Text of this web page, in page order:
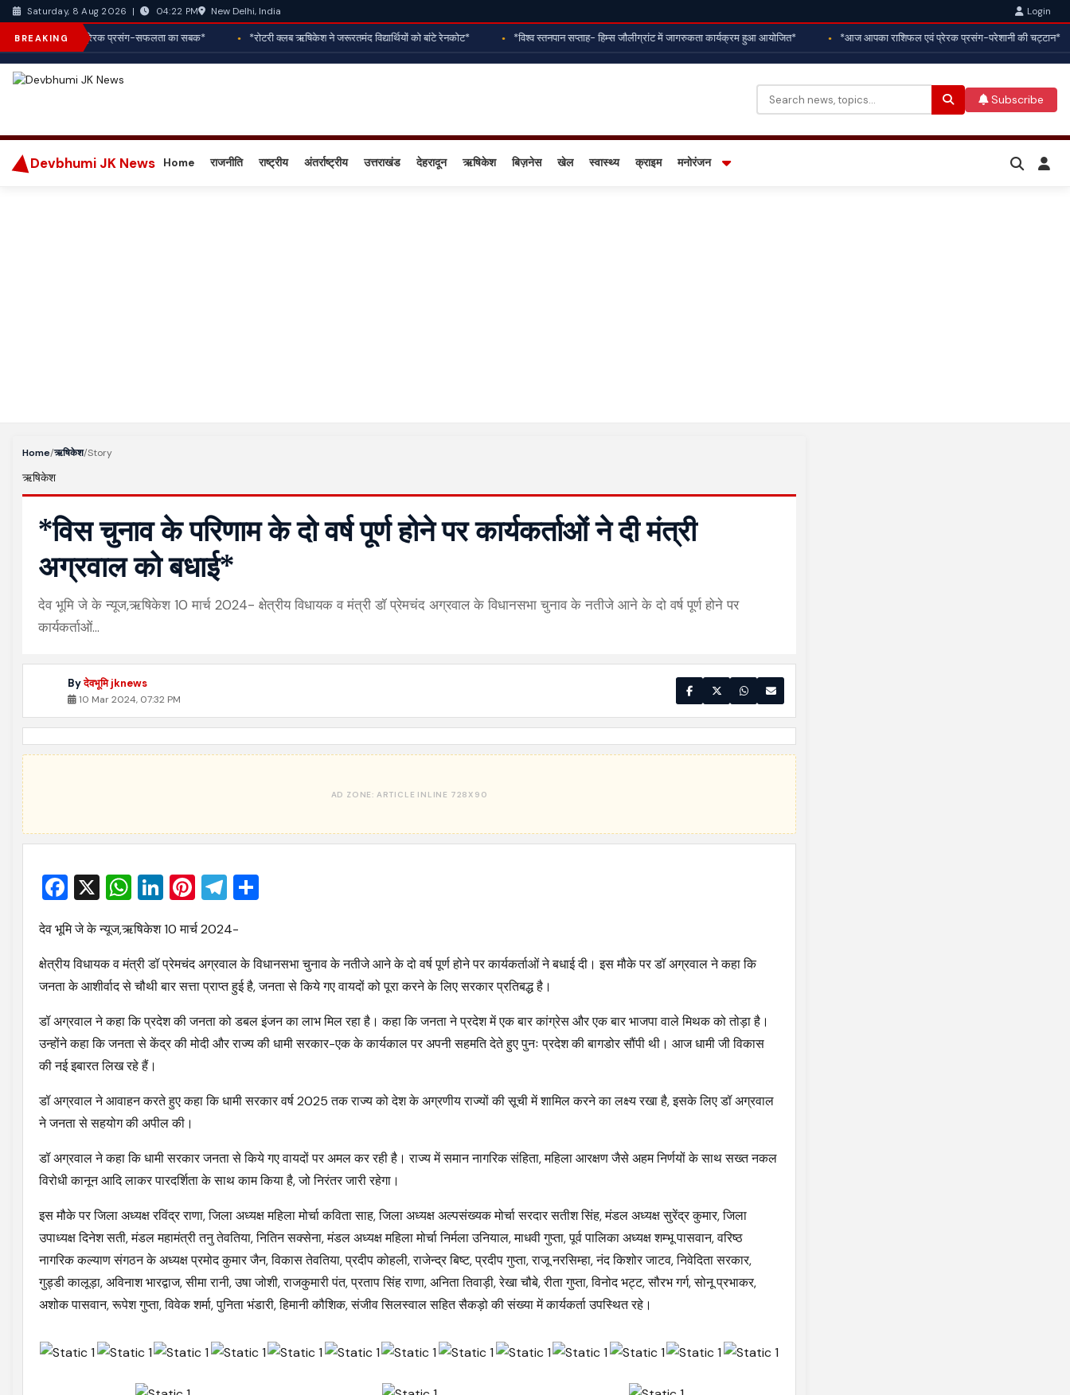
Saturday, 8 Aug 2026 | 04:22 PM New Delhi, India Login
BREAKING
राशिफल एवं प्रेरक प्रसंग-सफलता का सबक* *रोटरी क्लब ऋषिकेश ने जरूरतमंद विद्यार्थियों को बांटे रेनकोट* *विश्व स्तनपान सप्ताह- हिम्स जौलीग्रांट में जागरुकता कार्यक्रम हुआ आयोजित* *आज आपका राशिफल एवं प्रेरक प्रसंग-परेशानी की चट्टान*
Search
Subscribe
Devbhumi JK News Home राजनीति राष्ट्रीय अंतर्राष्ट्रीय उत्तराखंड देहरादून ऋषिकेश बिज़नेस खेल स्वास्थ्य क्राइम मनोरंजन
Home/ऋषिकेश/Story
ऋषिकेश
*विस चुनाव के परिणाम के दो वर्ष पूर्ण होने पर कार्यकर्ताओं ने दी मंत्री
अग्रवाल को बधाई*
देव भूमि जे के न्यूज,ऋषिकेश 10 मार्च 2024- क्षेत्रीय विधायक व मंत्री डॉ प्रेमचंद अग्रवाल के विधानसभा चुनाव के नतीजे आने के दो वर्ष पूर्ण होने पर
कार्यकर्ताओं…
Byदेवभूमि jknews
10 Mar 2024, 07:32 PM
Facebook
X WhatsApp
LinkedIn
Pinterest
Telegram
देव भूमि जे के न्यूज,ऋषिकेश 10 मार्च 2024-
क्षेत्रीय विधायक व मंत्री डॉ प्रेमचंद अग्रवाल के विधानसभा चुनाव के नतीजे आने के दो वर्ष पूर्ण होने पर कार्यकर्ताओं ने बधाई दी। इस मौके पर डॉ अग्रवाल ने कहा कि
जनता के आशीर्वाद से चौथी बार सत्ता प्राप्त हुई है, जनता से किये गए वायदों को पूरा करने के लिए सरकार प्रतिबद्ध है।
डॉ अग्रवाल ने कहा कि प्रदेश की जनता को डबल इंजन का लाभ मिल रहा है। कहा कि जनता ने प्रदेश में एक बार कांग्रेस और एक बार भाजपा वाले मिथक को तोड़ा है।
उन्होंने कहा कि जनता से केंद्र की मोदी और राज्य की धामी सरकार-एक के कार्यकाल पर अपनी सहमति देते हुए पुनः प्रदेश की बागडोर सौंपी थी। आज धामी जी विकास
की नई इबारत लिख रहे हैं।
डॉ अग्रवाल ने आवाहन करते हुए कहा कि धामी सरकार वर्ष 2025 तक राज्य को देश के अग्रणीय राज्यों की सूची में शामिल करने का लक्ष्य रखा है, इसके लिए डॉ अग्रवाल
ने जनता से सहयोग की अपील की।
डॉ अग्रवाल ने कहा कि धामी सरकार जनता से किये गए वायदों पर अमल कर रही है। राज्य में समान नागरिक संहिता, महिला आरक्षण जैसे अहम निर्णयों के साथ सख्त नकल
विरोधी कानून आदि लाकर पारदर्शिता के साथ काम किया है, जो निरंतर जारी रहेगा।
इस मौके पर जिला अध्यक्ष रविंद्र राणा, जिला अध्यक्ष महिला मोर्चा कविता साह, जिला अध्यक्ष अल्पसंख्यक मोर्चा सरदार सतीश सिंह, मंडल अध्यक्ष सुरेंद्र कुमार, जिला
उपाध्यक्ष दिनेश सती, मंडल महामंत्री तनु तेवतिया, नितिन सक्सेना, मंडल अध्यक्ष महिला मोर्चा निर्मला उनियाल, माधवी गुप्ता, पूर्व पालिका अध्यक्ष शम्भू पासवान, वरिष्ठ
नागरिक कल्याण संगठन के अध्यक्ष प्रमोद कुमार जैन, विकास तेवतिया, प्रदीप कोहली, राजेन्द्र बिष्ट, प्रदीप गुप्ता, राजू नरसिम्हा, नंद किशोर जाटव, निवेदिता सरकार,
गुड्डी कालूड़ा, अविनाश भारद्वाज, सीमा रानी, उषा जोशी, राजकुमारी पंत, प्रताप सिंह राणा, अनिता तिवाड़ी, रेखा चौबे, रीता गुप्ता, विनोद भट्ट, सौरभ गर्ग, सोनू प्रभाकर,
अशोक पासवान, रूपेश गुप्ता, विवेक शर्मा, पुनिता भंडारी, हिमानी कौशिक, संजीव सिलस्वाल सहित सैकड़ो की संख्या में कार्यकर्ता उपस्थित रहे।